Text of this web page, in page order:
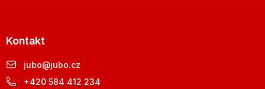
Kontakt
jubo@jubo.cz
+420 584 412 234